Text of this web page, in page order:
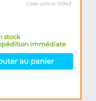
Code article 15943
stock
immédiate
au panier